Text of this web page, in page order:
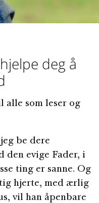
deg å
alle som leser og
be dere
den evige Fader, i
ting er sanne. Og
hjerte, med ærlig
vil han åpenbare